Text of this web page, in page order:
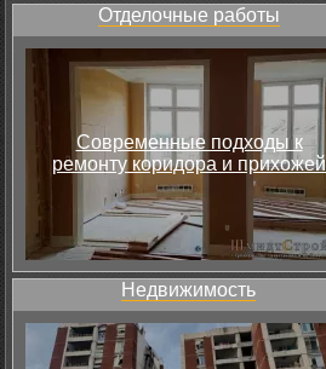
Отделочные работы
Современные подходы к
ремонту коридора и прихожей
Недвижимость